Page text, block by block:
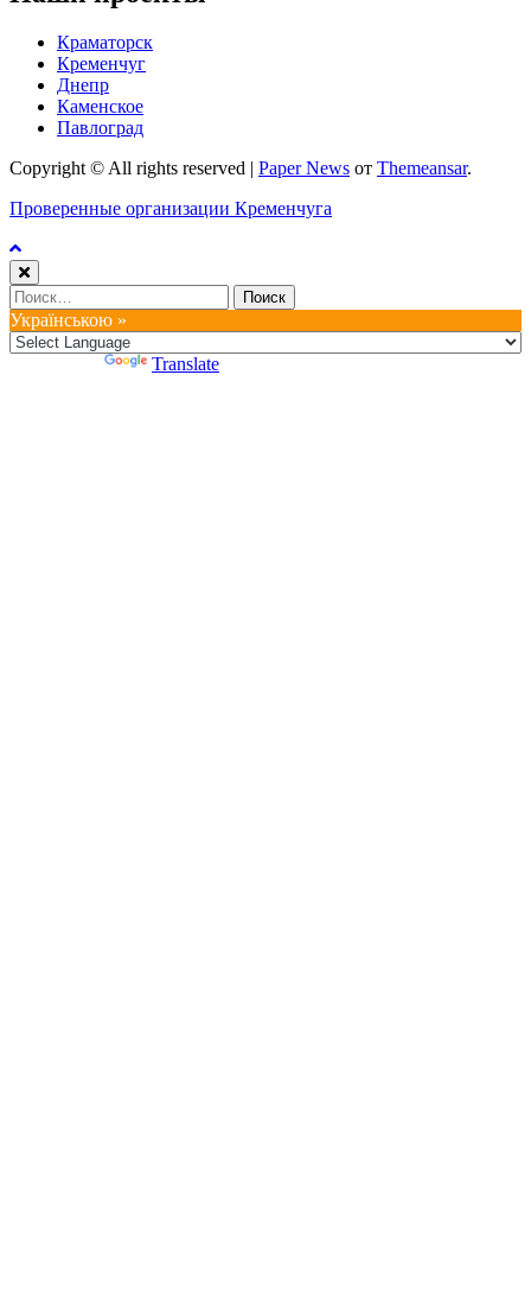
Краматорск
Кременчуг
Днепр
Каменское
Павлоград
Copyright © All rights reserved
Paper News от Themeansar.
Проверенные организации Кременчуга
Найти:
Українською »
Translate